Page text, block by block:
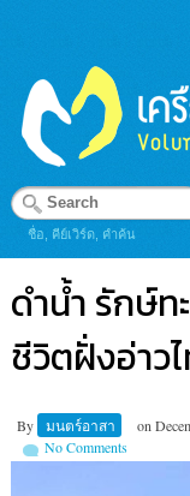
ชื่อ, คีย์เวิร์ด, คำค้น
ดำน้ำ รักษ์ท
ชีวิตฝั่งอ่าว
By มนตร์อาสา on
No Comments